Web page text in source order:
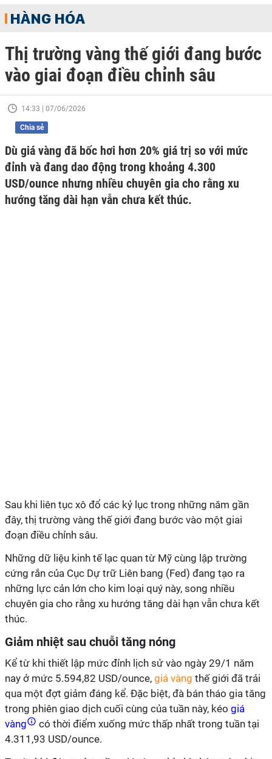
HÀNG HÓA
Thị trường vàng thế giới đang bước
vào giai đoạn điều chỉnh sâu
14:33 | 07/06/2026
Chia sẻ
Dù giá vàng đã bốc hơi hơn 20% giá trị so với mức
đỉnh và đang dao động trong khoảng 4.300
USD/ounce nhưng nhiều chuyên gia cho rằng xu
hướng tăng dài hạn vẫn chưa kết thúc.
Sau khi liên tục xô đổ các kỷ lục trong những năm gần
đây, thị trường vàng thế giới đang bước vào một giai
đoạn điều chỉnh sâu.
Những dữ liệu kinh tế lạc quan từ Mỹ cùng lập trường
cứng rắn của Cục Dự trữ Liên bang (Fed) đang tạo ra
những lực cản lớn cho kim loại quý này, song nhiều
chuyên gia cho rằng xu hướng tăng dài hạn vẫn chưa kết
thúc.
Giảm nhiệt sau chuỗi tăng nóng
Kể từ khi thiết lập mức đỉnh lịch sử vào ngày 29/1 năm
nay ở mức 5.594,82 USD/ounce, giá vàng thế giới đã trải
qua một đợt giảm đáng kể. Đặc biệt, đà bán tháo gia tăng
trong phiên giao dịch cuối cùng của tuần này, kéo giá
vàng
có thời điểm xuống mức thấp nhất trong tuần tại
4.311,93 USD/ounce.